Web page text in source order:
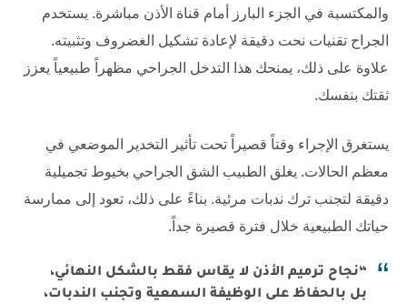
والمكتسبة في الجزء البارز أمام قناة الأذن مباشرة. يستخدم
الجراح تقنيات نحت دقيقة لإعادة تشكيل الغضروف وتثبيته.
علاوة على ذلك، يمنحك هذا التدخل الجراحي مظهراً طبيعياً يعزز
ثقتك بنفسك.
يستغرق الإجراء وقتاً قصيراً تحت تأثير التخدير الموضعي في
معظم الحالات. يغلق الطبيب الشق الجراحي بخيوط تجميلية
دقيقة لتجنب ترك ندبات مرئية. بناءً على ذلك، تعود إلى ممارسة
حياتك الطبيعية خلال فترة قصيرة جداً.
“نجاح ترميم الأذن لا يقاس فقط بالشكل النهائي،
بل بالحفاظ على الوظيفة السمعية وتجنب الندبات،